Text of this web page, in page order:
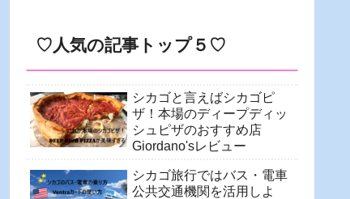
♡人気の記事トップ５♡
シカゴと言えばシカゴピ
ザ！本場のディープディッ
シュピザのおすすめ店
Giordano'sレビュー
シカゴ旅行ではバス・電車
公共交通機関を活用しよ